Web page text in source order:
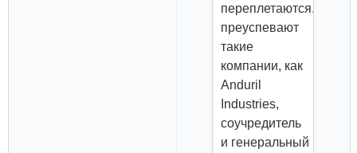
переплетаются,
преуспевают
такие
компании, как
Anduril
Industries,
соучредитель
и генеральный